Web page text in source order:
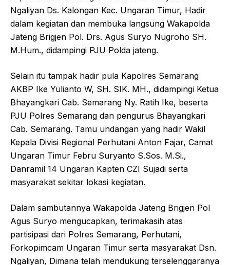
Ngaliyan Ds. Kalongan Kec. Ungaran Timur, Hadir
dalam kegiatan dan membuka langsung Wakapolda
Jateng Brigjen Pol. Drs. Agus Suryo Nugroho SH.
M.Hum., didampingi PJU Polda jateng.
Selain itu tampak hadir pula Kapolres Semarang
AKBP Ike Yulianto W, SH. SIK. MH., didampingi Ketua
Bhayangkari Cab. Semarang Ny. Ratih Ike, beserta
PJU Polres Semarang dan pengurus Bhayangkari
Cab. Semarang. Tamu undangan yang hadir Wakil
Kepala Divisi Regional Perhutani Anton Fajar, Camat
Ungaran Timur Febru Suryanto S.Sos. M.Si.,
Danramil 14 Ungaran Kapten CZI Sujadi serta
masyarakat sekitar lokasi kegiatan.
Dalam sambutannya Wakapolda Jateng Brigjen Pol
Agus Suryo mengucapkan, terimakasih atas
partisipasi dari Polres Semarang, Perhutani,
Forkopimcam Ungaran Timur serta masyarakat Dsn.
Ngaliyan, Dimana telah mendukung terselenggaranya